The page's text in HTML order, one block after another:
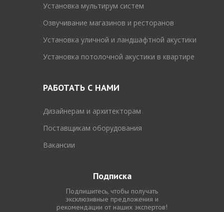
Установка мультирум систем
Озвучивание магазинов и ресторанов
Установка уличной и ландшафтной акустики
Установка потолочной акустики в квартире
РАБОТАТЬ С НАМИ
Дизайнерам и архитекторам
Поставщикам оборудования
Вакансии
Подписка
Подпишитесь, чтобы получать
эксклюзивные предложения и
рекомендации от наших экспертов!